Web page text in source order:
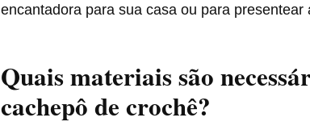
encantadora para sua casa ou para presentear
Quais materiais são
cachepô de crochê?